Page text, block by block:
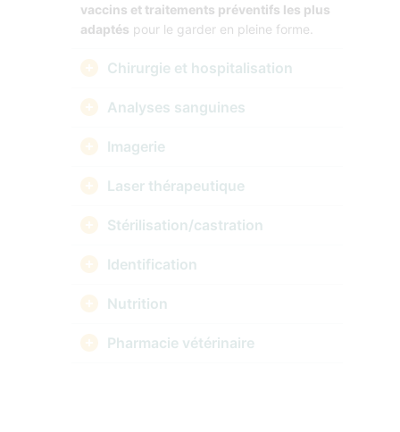
vaccins et traitements préventifs les plus
adaptés pour le garder en pleine forme.
Chirurgie et hospitalisation
Analyses sanguines
Imagerie
Laser thérapeutique
Stérilisation/castration
Identification
Nutrition
Pharmacie vétérinaire